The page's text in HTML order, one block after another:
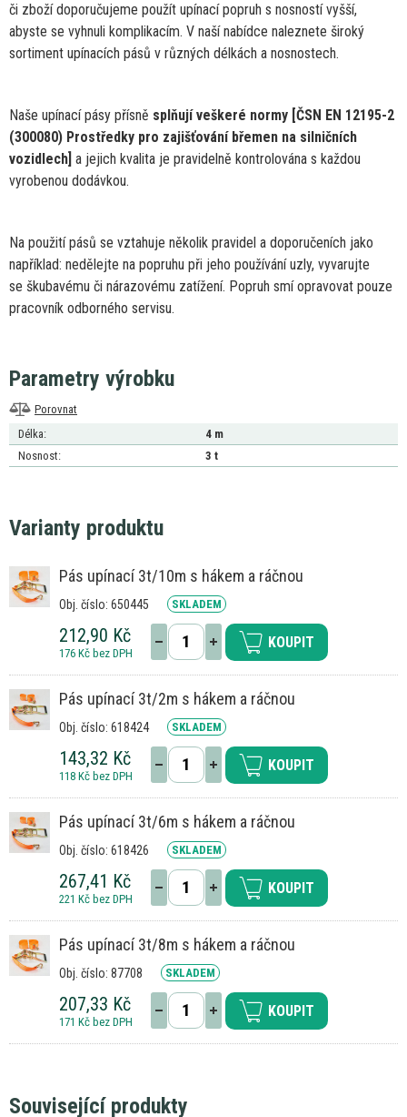
či zboží doporučujeme použít upínací popruh s nosností vyšší,
abyste se vyhnuli komplikacím. V naší nabídce naleznete široký
sortiment upínacích pásů v různých délkách a nosnostech.
Naše upínací pásy přísně splňují veškeré normy [ČSN EN 12195-2
(300080) Prostředky pro zajišťování břemen na silničních
vozidlech] a jejich kvalita je pravidelně kontrolována s každou
vyrobenou dodávkou.
Na použití pásů se vztahuje několik pravidel a doporučeních jako
například: nedělejte na popruhu při jeho používání uzly, vyvarujte
se škubavému či nárazovému zatížení. Popruh smí opravovat pouze
pracovník odborného servisu.
Parametry výrobku
Porovnat
Délka:
4 m
Nosnost:
3 t
Varianty produktu
Pás upínací 3t/10m s hákem a ráčnou
Obj. číslo: 650445 SKLADEM
212,90 Kč
176 Kč bez DPH
KOUPIT
Pás upínací 3t/2m s hákem a ráčnou
Obj. číslo: 618424 SKLADEM
143,32 Kč
118 Kč bez DPH
KOUPIT
Pás upínací 3t/6m s hákem a ráčnou
Obj. číslo: 618426 SKLADEM
267,41 Kč
221 Kč bez DPH
KOUPIT
Pás upínací 3t/8m s hákem a ráčnou
Obj. číslo: 87708 SKLADEM
207,33 Kč
171 Kč bez DPH
KOUPIT
Související produkty